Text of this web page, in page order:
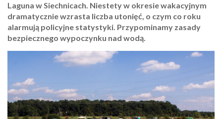
Laguna w Siechnicach. Niestety w okresie wakacyjnym
dramatycznie wzrasta liczba utonięć, o czym co roku
alarmują policyjne statystyki. Przypominamy zasady
bezpiecznego wypoczynku nad wodą.